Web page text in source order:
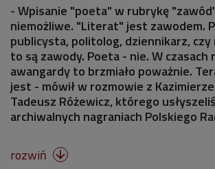
- Wpisanie "poeta" w rubrykę
niemożliwe. "Literat" jest zawodem.
publicysta, politolog, dziennikarz,
to są zawody. Poeta - nie. W czasach
awangardy to brzmiało poważnie.
jest - mówił w rozmowie z
Tadeusz Różewicz, którego
archiwalnych nagraniach Polskiego
rozwiń 